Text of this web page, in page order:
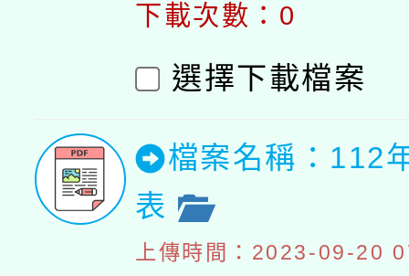
下載次數：0
選擇下載檔案
檔案名稱：112
表
上傳時間：2023-09-20